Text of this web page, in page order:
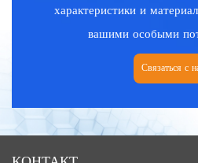
характеристики и
вашими особыми
Связаться с